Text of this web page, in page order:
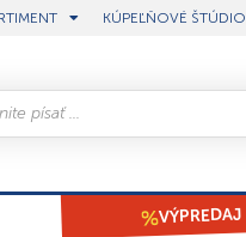
KÚPEĽŇOVÉ ŠTÚDIO
VÝPREDAJ